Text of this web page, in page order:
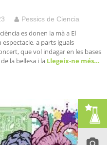
Pessics de Ciencia
es donen la mà a El
espectacle, a parts iguals
que vol indagar en les bases
la bellesa i la Llegeix-ne més…